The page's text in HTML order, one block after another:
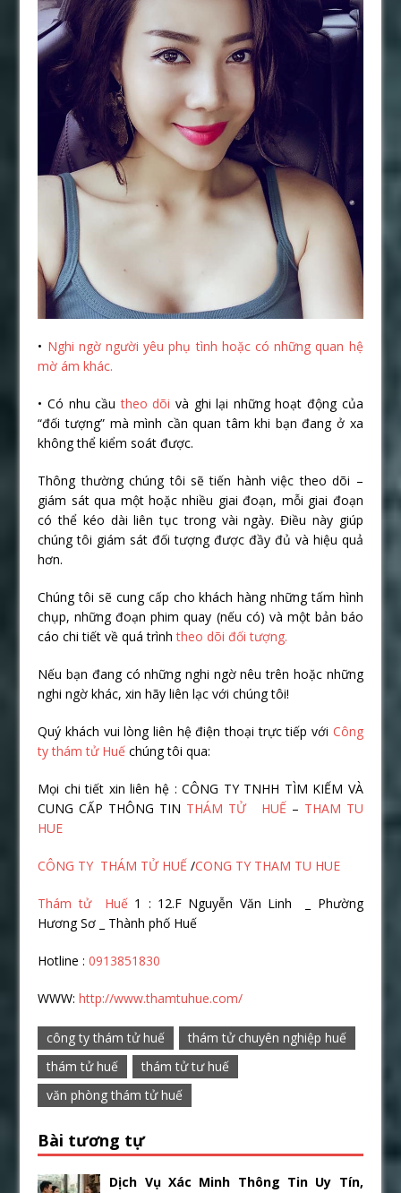
• Nghi ngờ người yêu phụ tình hoặc có những quan hệ
mờ ám khác.
• Có nhu cầutheo dõi và ghi lại những hoạt động của
“đối tượng” mà mình cần quan tâm khi bạn đang ở xa
không thể kiểm soát được.
Thông thường chúng tôi sẽ tiến hành việc theo dõi –
giám sát qua một hoặc nhiều giai đoạn, mỗi giai đoạn
có thể kéo dài liên tục trong vài ngày. Điều này giúp
chúng tôi giám sát đối tượng được đầy đủ và hiệu quả
hơn.
Chúng tôi sẽ cung cấp cho khách hàng những tấm hình
chụp, những đoạn phim quay (nếu có) và một bản báo
cáo chi tiết về quá trìnhtheo dõi đối tượng.
Nếu bạn đang có những nghi ngờ nêu trên hoặc những
nghi ngờ khác, xin hãy liên lạc với chúng tôi!
Quý khách vui lòng liên hệ điện thoại trực tiếp với Công
ty thám tử Huế chúng tôi qua:
Mọi chi tiết xin liên hệ : CÔNG TY TNHH TÌM KIẾM VÀ
CUNG CẤP THÔNG TIN THÁM TỬ HUẾ – THAM TU
HUE
CÔNG TY THÁM TỬ HUẾ/CONG TY THAM TU HUE
Thám tử Huế1 : 12.F Nguyễn Văn Linh _ Phường
Hương Sơ _ Thành phố Huế
Hotline :0913851830
WWW:http://www.thamtuhue.com/
công ty thám tử huế
thám tử chuyên nghiệp huế
thám tử huế
thám tử tư huế
văn phòng thám tử huế
Bài tương tự
Dịch Vụ Xác Minh Thông Tin Uy Tín,